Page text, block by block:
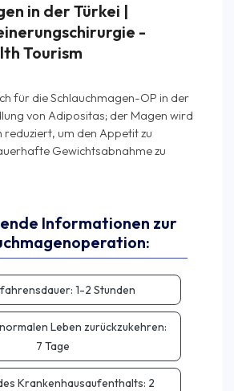
in der Türkei |
-
Tourism
für die Schlauchmagen-OP in der
von Adipositas; der Magen wird
reduziert, um den Appetit zu
Gewichtsabnahme zu
Informationen zur
1-2 Stunden
Leben zurückzukehren:
7 Tage
Krankenhausaufenthalts: 2